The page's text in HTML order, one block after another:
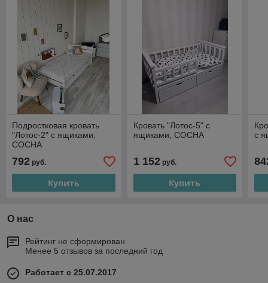
Подростковая кровать
"Лотос-2" с ящиками,
СОСНА
792 руб.
Купить
Кровать "Лотос-5" с
ящиками, СОСНА
1 152руб.
Купить
с
О нас
Рейтинг не сформирован
Менее 5 отзывов за последний год
Работает с 25.07.2017